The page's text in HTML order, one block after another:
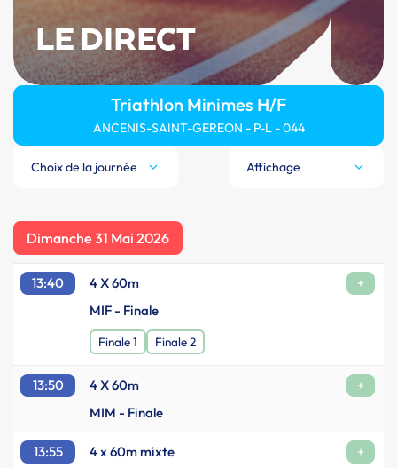
LE DIRECT
Triathlon Minimes H/F
ANCENIS-SAINT-GEREON - P-L - 044
Choix de la journée Affichage
Dimanche 31 Mai 2026
13:40 4 X 60m
+
MIF - Finale
Finale 1 Finale 2
13:50 4 X 60m
+
MIM - Finale
13:55 4 x 60m mixte
+